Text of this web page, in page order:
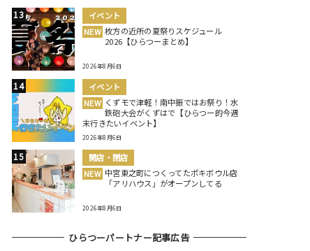
イベント
NEW 枚方の近所の夏祭りスケジュール
2026【ひらつーまとめ】
2026年8月6日
イベント
NEW くずモで津軽！南中振ではお祭り！水
鉄砲大会がくずはで【ひらつー的今週
末行きたいイベント】
2026年8月6日
開店・閉店
NEW 中宮東之町につくってたポキボウル店
「アリハウス」がオープンしてる
2026年8月6日
ひらつーパートナー記事広告